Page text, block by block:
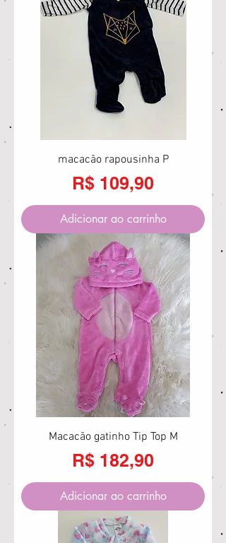
macacão rapousinha P
Preço
R$ 109,90
Adicionar ao carrinho
Macacão gatinho Tip Top M
Preço
R$ 182,90
Adicionar ao carrinho